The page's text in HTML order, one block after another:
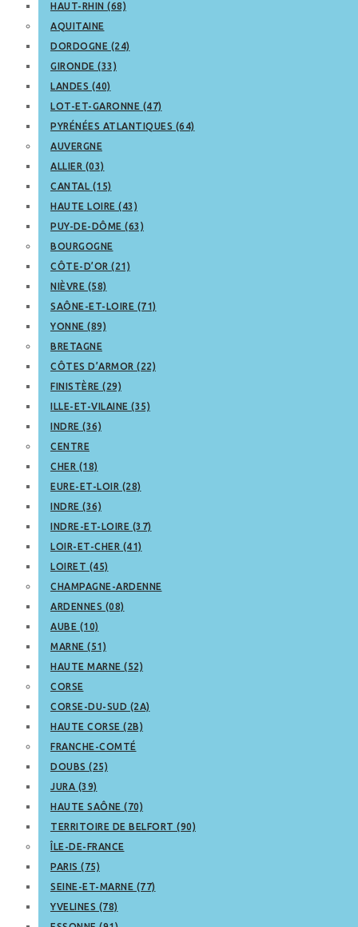
HAUT-RHIN (68)
AQUITAINE
DORDOGNE (24)
GIRONDE (33)
LANDES (40)
LOT-ET-GARONNE (47)
PYRÉNÉES ATLANTIQUES (64)
AUVERGNE
ALLIER (03)
CANTAL (15)
HAUTE LOIRE (43)
PUY-DE-DÔME (63)
BOURGOGNE
CÔTE-D’OR (21)
NIÈVRE (58)
SAÔNE-ET-LOIRE (71)
YONNE (89)
BRETAGNE
CÔTES D’ARMOR (22)
FINISTÈRE (29)
ILLE-ET-VILAINE (35)
INDRE (36)
CENTRE
CHER (18)
EURE-ET-LOIR (28)
INDRE (36)
INDRE-ET-LOIRE (37)
LOIR-ET-CHER (41)
LOIRET (45)
CHAMPAGNE-ARDENNE
ARDENNES (08)
AUBE (10)
MARNE (51)
HAUTE MARNE (52)
CORSE
CORSE-DU-SUD (2A)
HAUTE CORSE (2B)
FRANCHE-COMTÉ
DOUBS (25)
JURA (39)
HAUTE SAÔNE (70)
TERRITOIRE DE BELFORT (90)
ÎLE-DE-FRANCE
PARIS (75)
SEINE-ET-MARNE (77)
YVELINES (78)